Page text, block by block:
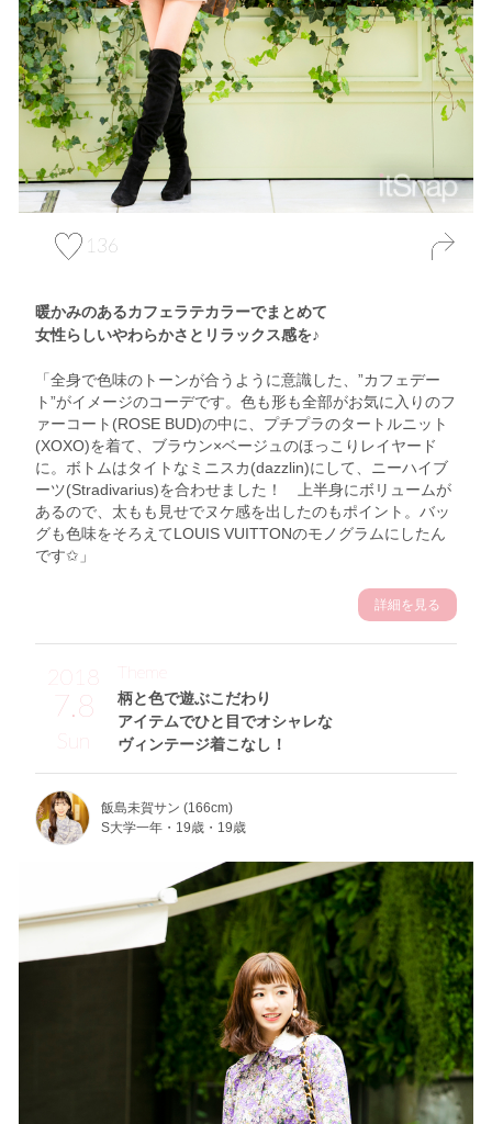
136
暖かみのあるカフェラテカラーでまとめて
女性らしいやわらかさとリラックス感を♪
「全身で色味のトーンが合うように意識した、”カフェデー
ト”がイメージのコーデです。色も形も全部がお気に入りのフ
ァーコート(ROSE BUD)の中に、プチプラのタートルニット
(XOXO)を着て、ブラウン×ベージュのほっこりレイヤード
に。ボトムはタイトなミニスカ(dazzlin)にして、ニーハイブ
ーツ(Stradivarius)を合わせました！ 上半身にボリュームが
あるので、太もも見せでヌケ感を出したのもポイント。バッ
グも色味をそろえてLOUIS VUITTONのモノグラムにしたん
です✩」
詳細を見る
2018
7.8
Sun
柄と色で遊ぶこだわり
アイテムでひと目でオシャレな
ヴィンテージ着こなし！
Theme
飯島未賀サン (166cm)
S大学一年・19歳・19歳